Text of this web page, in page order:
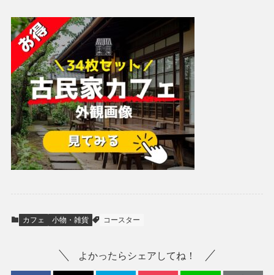
カフェ 小物・雑貨 コースター
よかったらシェアしてね！